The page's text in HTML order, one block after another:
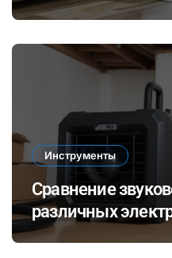
Инструменты
Сравнение
различных
его влияние на